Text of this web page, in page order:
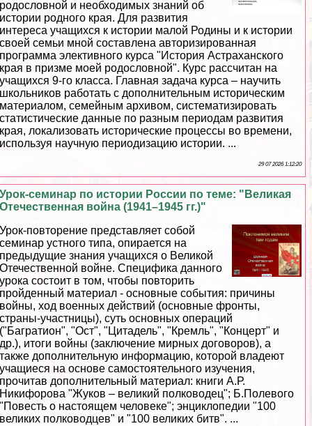
родословной и необходимых знаний об
истории родного края. Для развития
интереса учащихся к истории малой Родины и к истории
своей семьи мной составлена авторизированная
программа элективного курса "История Астpaxaнского
края в призме моей родословной". Курс рассчитан на
учащихся 9-го класса. Главная задача курса – научить
школьников работать с дополнительным историческим
материалом, семейным архивом, систематизировать
статистические данные по разным периодам развития
края, локализовать исторические процессы во времени,
используя научную периодизацию истории. ...
29 07 2026 1:12:20
Урок-семинар по истории России по теме: "Великая
Отечественная война (1941–1945 гг.)"
Урок-повторение представляет собой
семинар устного типа, опирается на
предыдущие знания учащихся о Великой
Отечественной войне. Специфика данного
урока состоит в том, чтобы повторить
пройденный материал - основные события: причины
войны, ход военных действий (основные фронты,
страны-участницы), суть основных операций
("Багратион", "Ост", "Цитадель", "Кремль", "Концерт" и
др.), итоги войны (заключение мирных договоров), а
также дополнительную информацию, которой владеют
учащиеся на основе самостоятельного изучения,
прочитав дополнительный материал: книги А.Р.
Никифорова "Жуков – великий полководец"; Б.Полевого
"Повесть о настоящем человеке"; энциклопедии "100
великих полководцев" и "100 великих битв". ...